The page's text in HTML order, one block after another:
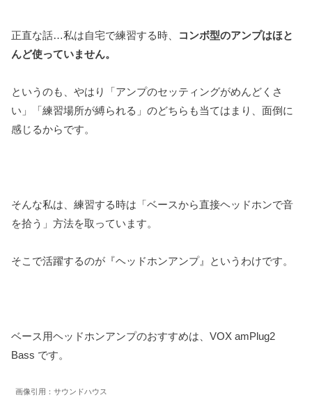
正直な話…私は自宅で練習する時、
コンボ型のアンプはほと
んど使っていません。
というのも、やはり「アンプのセッティングがめんどくさ
い」「練習場所が縛られる」のどちらも当てはまり、面倒に
感じるからです。
そんな私は、練習する時は「ベースから直接ヘッドホンで音
を拾う」方法を取っています。
そこで活躍するのが『ヘッドホンアンプ』というわけです。
ベース用ヘッドホンアンプのおすすめは、VOX amPlug2
Bass です。
画像引用：サウンドハウス